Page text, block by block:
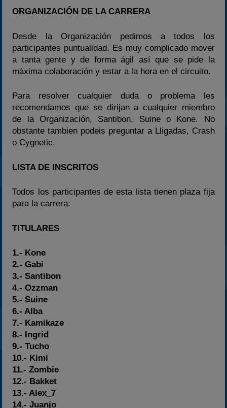
ORGANIZACIÓN DE LA CARRERA
Desde la Organización pedimos a todos los
participantes puntualidad. Es muy complicado mover
a tanta gente y de forma ágil así que se pide la
máxima colaboración y estar a la hora en el circuito.
Para resolver cualquier duda o problema les
recomendamos que se dirijan a cualquier miembro
de la Organización, Santibon, Suine o Kone. No
obstante tambien podeis preguntar a Lligadas, Crash
o Cygnetic.
LISTA DE INSCRITOS
Todos los participantes de esta lista tienen plaza fija
para la carrera:
TITULARES
1.- Kone
2.- Gabi
3.- Santibon
4.- Ozzman
5.- Suine
6.- Alba
7.- Kamikaze
8.- Ingrid
9.- Tucho
10.- Kimi
11.- Zombie
12.- Bakket
13.- Alex_7
14.- Juanjo